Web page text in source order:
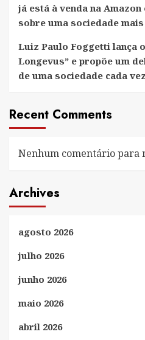
já está à venda na
sobre uma sociedade
Luiz Paulo Foggetti lança
Longevus” e propõe um
de uma sociedade cada
Recent Comments
Nenhum comentário para
Archives
agosto 2026
julho 2026
junho 2026
maio 2026
abril 2026